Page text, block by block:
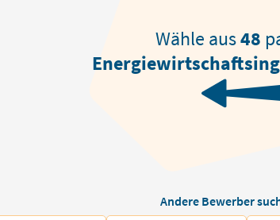
Wähle aus48
Andere Bewerber